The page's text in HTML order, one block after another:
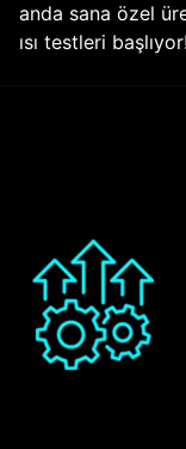
anda sana özel
ısı testleri başlıyor!